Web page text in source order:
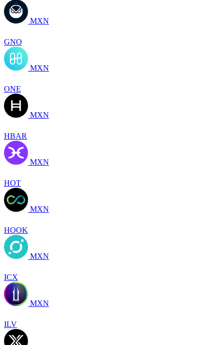
MXN
GNO
MXN
ONE
MXN
HBAR
MXN
HOT
MXN
HOOK
MXN
ICX
MXN
ILV